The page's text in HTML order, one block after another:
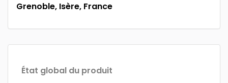
Grenoble, Isère, France
État global du produit